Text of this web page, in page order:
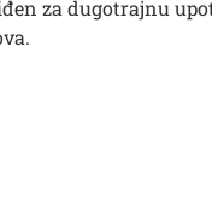
za dugotrajnu